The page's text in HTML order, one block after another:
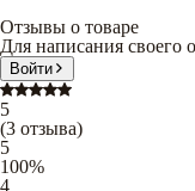
Отзывы о товаре
Для написания своего
Войти
5
(3 отзыва)
5
100%
4